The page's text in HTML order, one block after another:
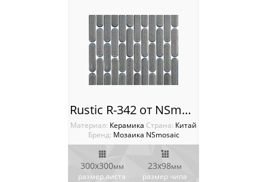
Rustic R-342 от NSmosaic
Материал: Керамика Cтрана: Китай
Бренд: Мозаика NSmosaic
300x300мм
размер листа
23x98мм
размер чипа